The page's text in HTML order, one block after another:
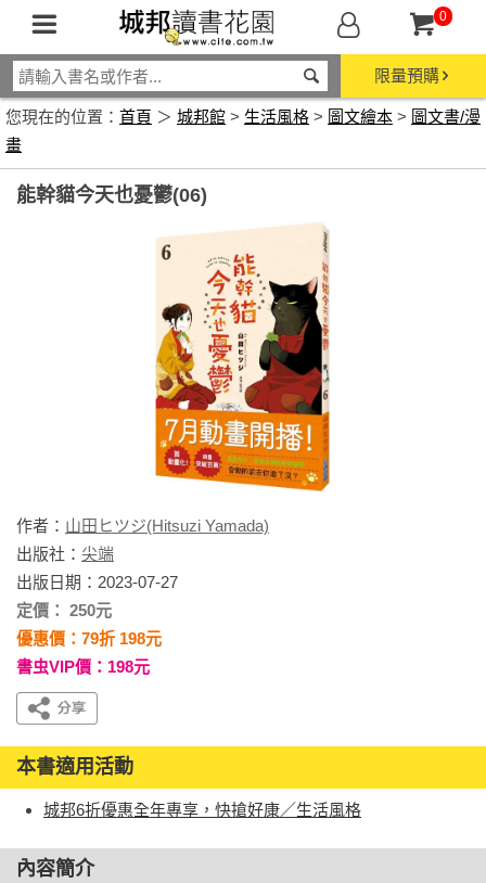
0
限量預購
您現在的位置： 首頁 ＞ 城邦館 > 生活風格 > 圖文繪本 > 圖文書/漫
畫
能幹貓今天也憂鬱(06)
作者： 山田ヒツジ(Hitsuzi Yamada)
出版社： 尖端
出版日期：2023-07-27
定價： 250元
優惠價：79折 198元
書虫VIP價：198元
本書適用活動
城邦6折優惠全年專享，快搶好康／生活風格
內容簡介